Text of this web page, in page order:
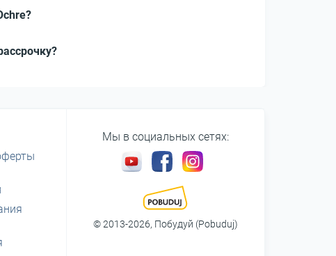
Мы в социальных сетях:
© 2013-2026, Побудуй (Pobuduj)